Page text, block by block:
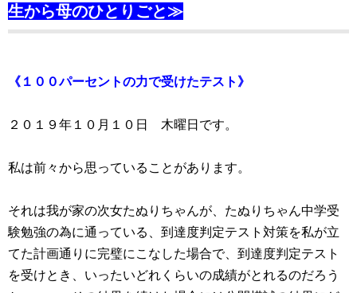
生から母のひとりごと≫
《１００パーセントの力で受けたテスト》
２０１９年１０月１０日 木曜日です。
私は前々から思っていることがあります。
それは我が家の次女たぬりちゃんが、たぬりちゃん中学受
験勉強の為に通っている、到達度判定テスト対策を私が立
てた計画通りに完璧にこなした場合で、到達度判定テスト
を受けとき、いったいどれくらいの成績がとれるのだろう